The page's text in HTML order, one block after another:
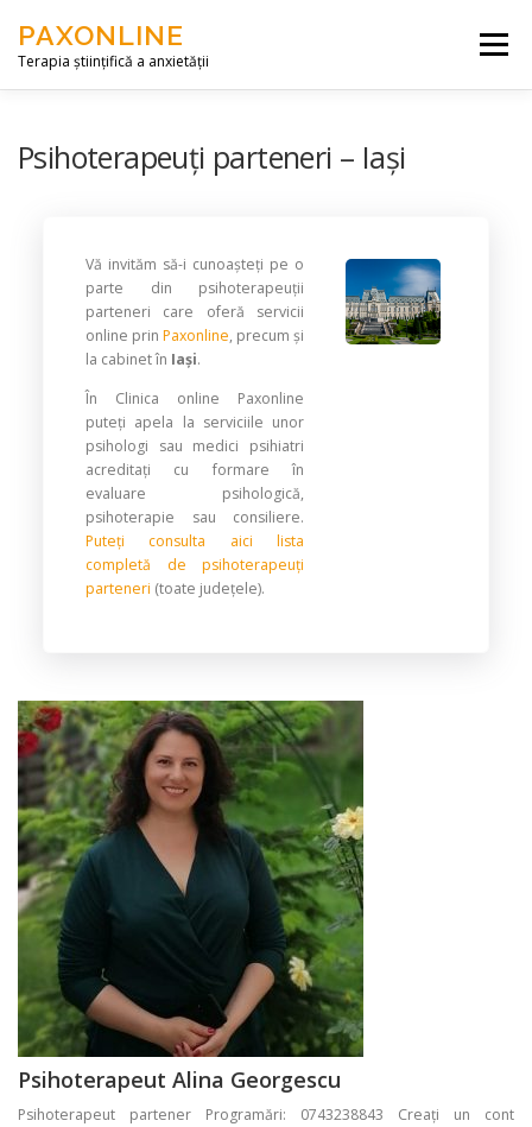
PAXONLINE
Terapia științifică a anxietății
Menu
Psihoterapeuți parteneri – Iași
Vă invităm să-i cunoașteți pe o
parte din psihoterapeuții
parteneri care oferă servicii
online prin Paxonline, precum și
la cabinet în Iași.
În Clinica online Paxonline
puteți apela la serviciile unor
psihologi sau medici psihiatri
acreditați cu formare în
evaluare psihologică,
psihoterapie sau consiliere.
Puteți consulta aici lista
completă de psihoterapeuți
parteneri (toate județele).
Psihoterapeut Alina Georgescu
Psihoterapeut partener Programări: 0743238843 Creați un cont